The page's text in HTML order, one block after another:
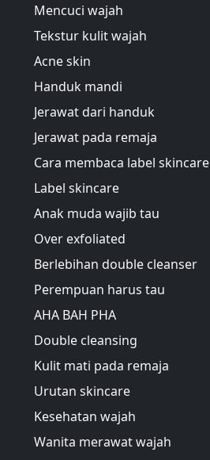
Mencuci wajah
Tekstur kulit wajah
Acne skin
Handuk mandi
Jerawat dari handuk
Jerawat pada remaja
Cara membaca label skincare
Label skincare
Anak muda wajib tau
Over exfoliated
Berlebihan double cleanser
Perempuan harus tau
AHA BAH PHA
Double cleansing
Kulit mati pada remaja
Urutan skincare
Kesehatan wajah
Wanita merawat wajah